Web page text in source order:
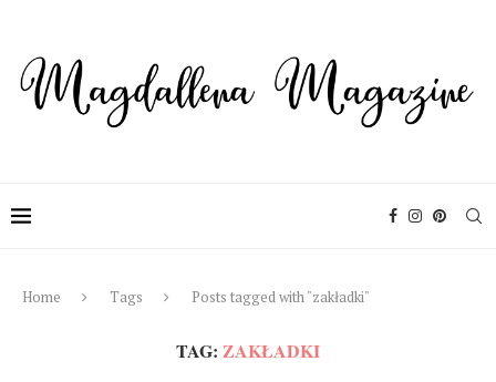
Home Tags Posts tagged with "zakładki"
TAG: ZAKŁADKI